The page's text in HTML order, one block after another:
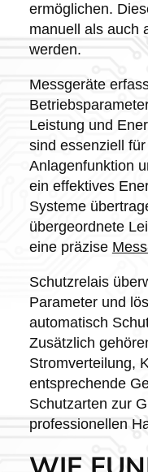
ermöglichen.
manuell als auch
werden.
Messgeräte
Leistung und
sind essenziell
Anlagenfunktion
ein effektives
Systeme
übergeordnete
eine präzise
Schutzrelais
Parameter und
automatisch
Zusätzlich
Stromverteilung,
entsprechende
Schutzarten zur
professionellen